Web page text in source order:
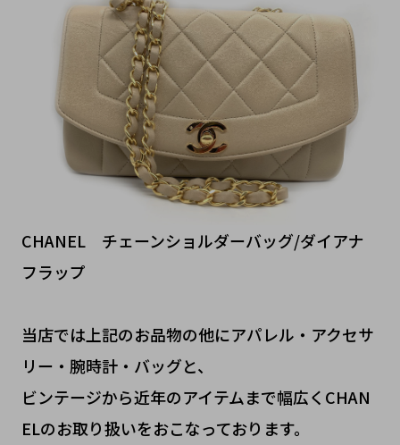
CHANEL チェーンショルダーバッグ/ダイアナ
フラップ
当店では上記のお品物の他にアパレル・アクセサ
リー・腕時計・バッグと、
ビンテージから近年のアイテムまで幅広くCHAN
ELのお取り扱いをおこなっております。